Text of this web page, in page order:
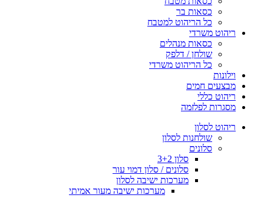
כסאות בר
כל הריהוט למטבח
ריהוט משרדי
כסאות מנהלים
שולחן / דלפק
כל הריהוט משרדי
וילונות
מבצעים חמים
ריהוט כללי
מסגרות לפלזמה
ריהוט לסלון
שולחנות לסלון
סלונים
סלון 3+2
סלונים / סלון דמוי עור
מערכות ישיבה לסלון
מערכות ישיבה מעור אמיתי